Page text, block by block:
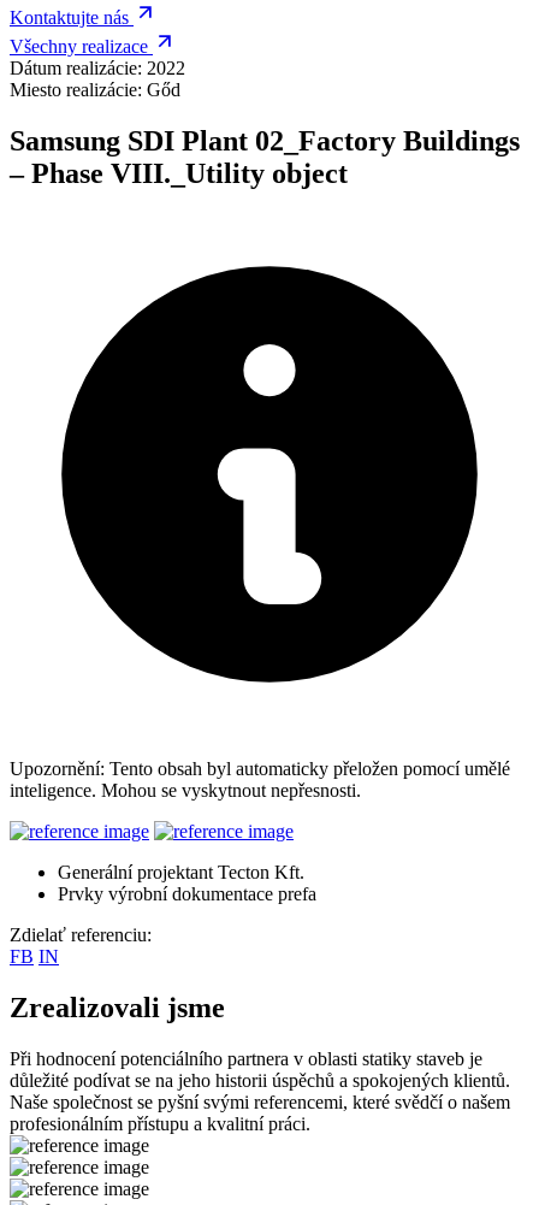
Kontaktujte nás
Všechny realizace
Dátum realizácie: 2022
Miesto realizácie: Gőd
Samsung SDI Plant 02_Factory Buildings
– Phase VIII._Utility object
Upozornění: Tento obsah byl automaticky přeložen pomocí umělé
inteligence. Mohou se vyskytnout nepřesnosti.
Generální projektant Tecton Kft.
Prvky výrobní dokumentace prefa
Zdielať referenciu:
FB IN
Zrealizovali jsme
Při hodnocení potenciálního partnera v oblasti statiky staveb je
důležité podívat se na jeho historii úspěchů a spokojených klientů.
Naše společnost se pyšní svými referencemi, které svědčí o našem
profesionálním přístupu a kvalitní práci.